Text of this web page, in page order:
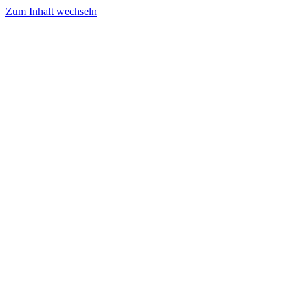
Zum Inhalt wechseln